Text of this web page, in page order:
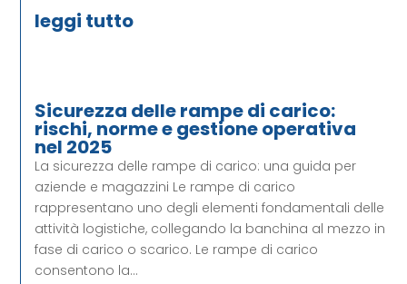
leggi tutto
Sicurezza delle rampe di carico:
rischi, norme e gestione operativa
nel 2025
La sicurezza delle rampe di carico: una guida per
aziende e magazzini Le rampe di carico
rappresentano uno degli elementi fondamentali delle
attività logistiche, collegando la banchina al mezzo in
fase di carico o scarico. Le rampe di carico
consentono la...